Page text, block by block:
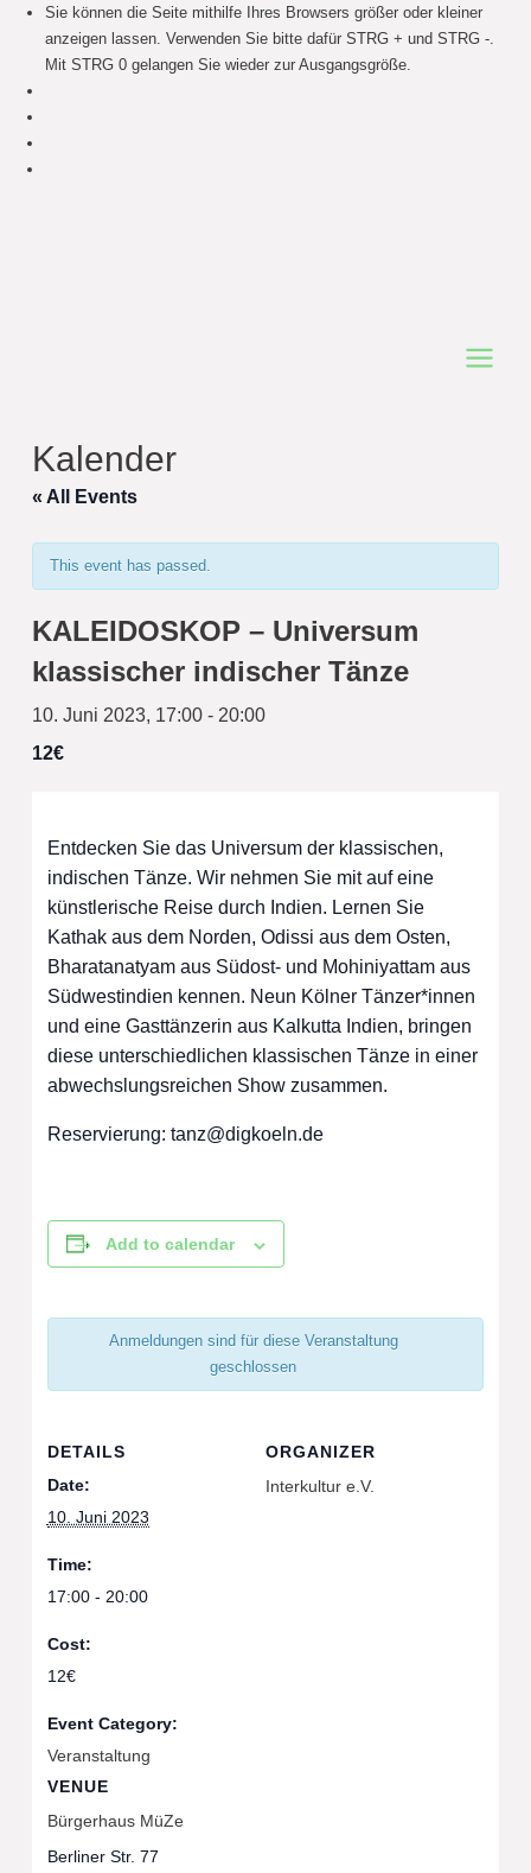
Sie können die Seite mithilfe Ihres Browsers größer oder kleiner
anzeigen lassen. Verwenden Sie bitte dafür STRG + und STRG -.
Mit STRG 0 gelangen Sie wieder zur Ausgangsgröße.
Main
Kalender
« All Events
This event has passed.
KALEIDOSKOP – Universum
klassischer indischer Tänze
10. Juni 2023, 17:00- 20:00
12€
Entdecken Sie das Universum der klassischen,
indischen Tänze. Wir nehmen Sie mit auf eine
künstlerische Reise durch Indien. Lernen Sie
Kathak aus dem Norden, Odissi aus dem Osten,
Bharatanatyam aus Südost- und Mohiniyattam aus
Südwestindien kennen. Neun Kölner Tänzer*innen
und eine Gasttänzerin aus Kalkutta Indien, bringen
diese unterschiedlichen klassischen Tänze in einer
abwechslungsreichen Show zusammen.
Reservierung: tanz@digkoeln.de
Add to calendar
DETAILS
Date:
10. Juni 2023
Time:
17:00 - 20:00
Cost:
12€
Event Category:
Veranstaltung
VENUE
Bürgerhaus MüZe
Berliner Str. 77
ORGANIZER
Interkultur e.V.
Anmeldungen sind für diese Veranstaltung
geschlossen